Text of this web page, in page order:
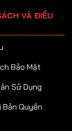
VÀ ĐIỀU
Bảo Mật
Sử Dụng
Bản Quyền